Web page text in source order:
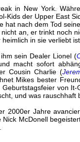
in New York.
Kids der Upper East
hat nach dem Tod
an, er trinkt noch
heimlich in sie verliebt
sein Dealer Lionel (
macht sofort
Cousin Charlie (
Mikes bester
Geburtstagsfeier von It-
und was rauschhaft
2000er Jahre
Nick McDonell